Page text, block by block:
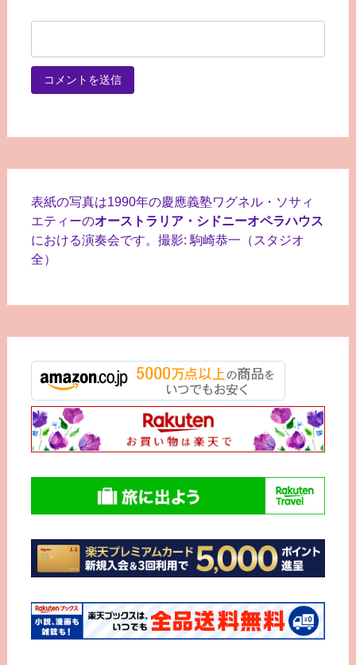
表紙の写真は1990年の慶應義塾ワグネル・ソサィ
エティーのオーストラリア・シドニーオペラハウス
における演奏会です。撮影: 駒崎恭一（スタジオ
全）